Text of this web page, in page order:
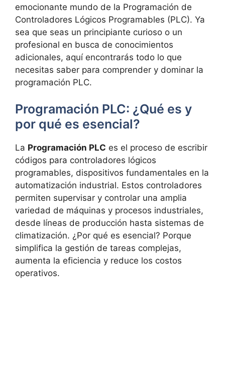
emocionante mundo de la Programación de
Controladores Lógicos Programables (PLC). Ya
sea que seas un principiante curioso o un
profesional en busca de conocimientos
adicionales, aquí encontrarás todo lo que
necesitas saber para comprender y dominar la
programación PLC.
Programación PLC: ¿Qué es y
por qué es esencial?
La Programación PLC es el proceso de escribir
códigos para controladores lógicos
programables, dispositivos fundamentales en la
automatización industrial. Estos controladores
permiten supervisar y controlar una amplia
variedad de máquinas y procesos industriales,
desde líneas de producción hasta sistemas de
climatización. ¿Por qué es esencial? Porque
simplifica la gestión de tareas complejas,
aumenta la eficiencia y reduce los costos
operativos.